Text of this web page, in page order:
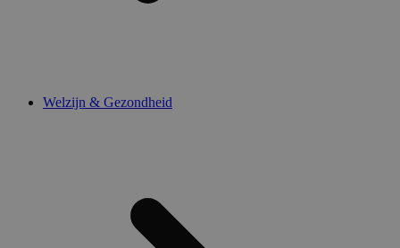
Welzijn & Gezondheid